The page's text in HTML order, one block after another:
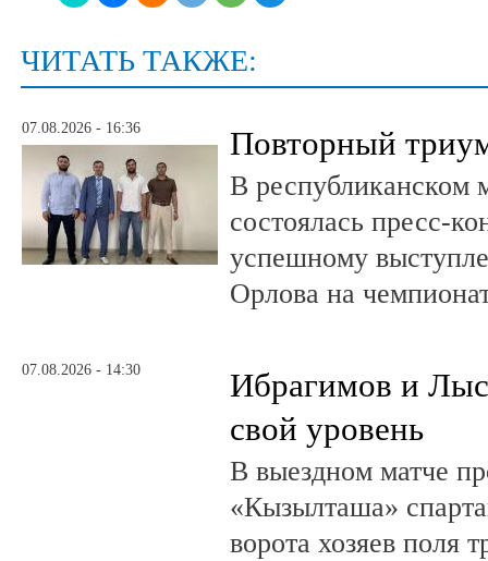
ЧИТАТЬ ТАКЖЕ:
07.08.2026 - 16:36 Повторный
В республиканском
состоялась пресс-
успешному
Орлова на
07.08.2026 - 14:30
Ибрагимов и
свой уровень
В выездном матче
«Кызылташа»
ворота хозяев поля